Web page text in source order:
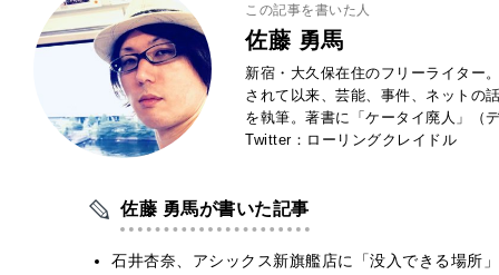
この記事を書いた人
佐藤 勇馬
新宿・大久保在住のフリーライター
されて以来、芸能、事件、ネットの
を執筆。著書に「ケータイ廃人」（
Twitter：ローリングクレイドル
佐藤 勇馬が書いた記事
石井杏奈、アシックス新旗艦店に「没入できる場所